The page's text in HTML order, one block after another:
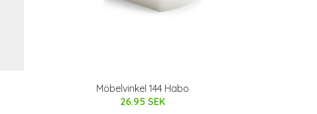
Möbelvinkel 144 Habo
26.95 SEK